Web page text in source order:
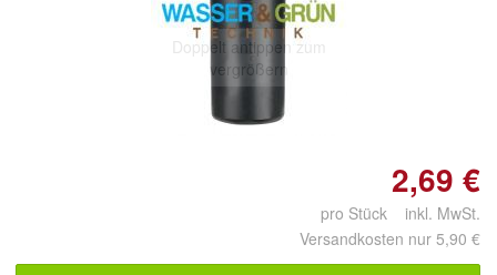
Doppelt antippen zum
vergrößern
2,69 €
pro Stück inkl. MwSt.
Versandkosten nur 5,90 €